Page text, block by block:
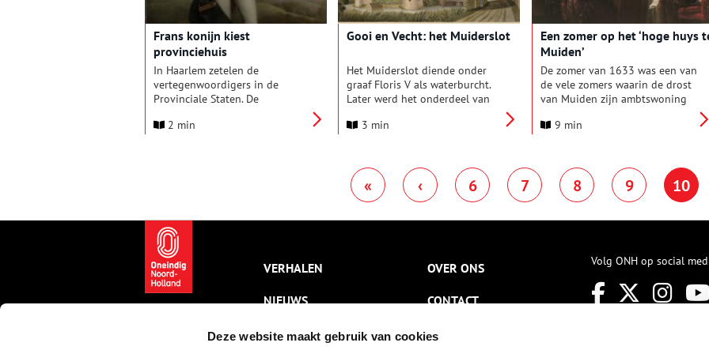
Deze website maakt gebruik van cookies
Frans konijn kiest
provinciehuis
In Haarlem zetelen de
vertegenwoordigers in de
Provinciale Staten. De
gedeputeerden (de bestuurders
bewogen geschiedenis. En met
bijzondere bewoners.
2 min
Gooi en Vecht: het Muiderslot
Het Muiderslot diende onder
graaf Floris V als waterburcht.
Later werd het onderdeel van
geschiedenis van het
verbonden.
3 min
Een zomer op het ‘hoge huys
Muiden’
De zomer van 1633 was een van
de vele zomers waarin de drost
van Muiden zijn ambtswoning
slot lag temidden van
de Vecht in de Zuiderzee. Het
was voor Pieter Cornelisz. Hooft
dan ook ideaal om in de warme
9 min
« ‹ 6 7 8 9 10
VERHALEN
NIEUWS
KALENDER
OVER ONS
CONTACT
NIEUWSBRIEF
Volg ONH op social